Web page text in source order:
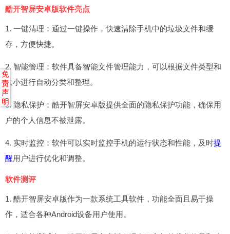
酷开智屏安卓版软件亮点
1. 一键清理：通过一键操作，快速清除手机中的垃圾文件和缓
存，方便快捷。
2. 智能管理：软件具备智能文件管理能力，可以根据文件类型和
大小进行自动分类和整理。
3. 隐私保护：酷开智屏安卓版提供全面的隐私保护功能，确保用
户的个人信息不被泄露。
4. 实时监控：软件可以实时监控手机的运行状态和性能，及时提
醒用户进行优化和调整。
软件测评
1. 酷开智屏安卓版作为一款系统工具软件，功能全面且易于操
作，适合各种Android设备用户使用。
免
责
声
明